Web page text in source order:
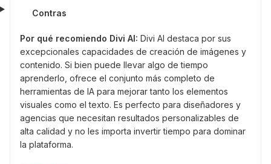
Contras
Por qué recomiendo Divi AI: Divi AI destaca por sus
excepcionales capacidades de creación de imágenes y
contenido. Si bien puede llevar algo de tiempo
aprenderlo, ofrece el conjunto más completo de
herramientas de IA para mejorar tanto los elementos
visuales como el texto. Es perfecto para diseñadores y
agencias que necesitan resultados personalizables de
alta calidad y no les importa invertir tiempo para dominar
la plataforma.